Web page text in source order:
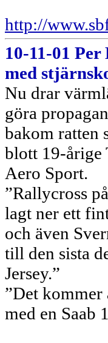
http://
10-11-01
med
Nu drar
göra
bakom ratten
blott 19-årige
Aero Sport.
”Rallycross
lagt ner ett
och även
till den sista
Jersey.”
”Det kommer
med en Saab